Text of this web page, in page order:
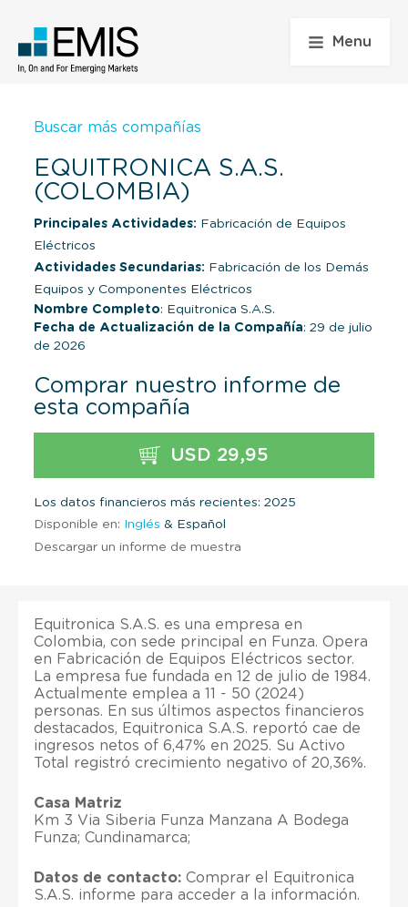
Menu
Buscar más compañías
EQUITRONICA S.A.S.
(COLOMBIA)
Principales Actividades: Fabricación de Equipos
Eléctricos
Actividades Secundarias: Fabricación de los Demás
Equipos y Componentes Eléctricos
Nombre Completo: Equitronica S.A.S.
Fecha de Actualización de la Compañía: 29 de julio
de 2026
Comprar nuestro informe de
esta compañía
USD 29,95
Los datos financieros más recientes: 2025
Disponible en: Inglés & Español
Descargar un informe de muestra
Equitronica S.A.S. es una empresa en
Colombia, con sede principal en Funza. Opera
en Fabricación de Equipos Eléctricos sector.
La empresa fue fundada en 12 de julio de 1984.
Actualmente emplea a 11 - 50 (2024)
personas. En sus últimos aspectos financieros
destacados, Equitronica S.A.S. reportó cae de
ingresos netos of 6,47% en 2025. Su Activo
Total registró crecimiento negativo of 20,36%.
Casa Matriz
Km 3 Via Siberia Funza Manzana A Bodega
Funza; Cundinamarca;
Datos de contacto: Comprar el Equitronica
S.A.S. informe para acceder a la información.